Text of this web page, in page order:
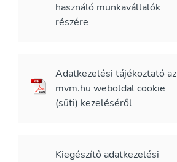
használó munkavállalók
részére
Adatkezelési tájékoztató az
mvm.hu weboldal cookie
(süti) kezeléséről
Kiegészítő adatkezelési